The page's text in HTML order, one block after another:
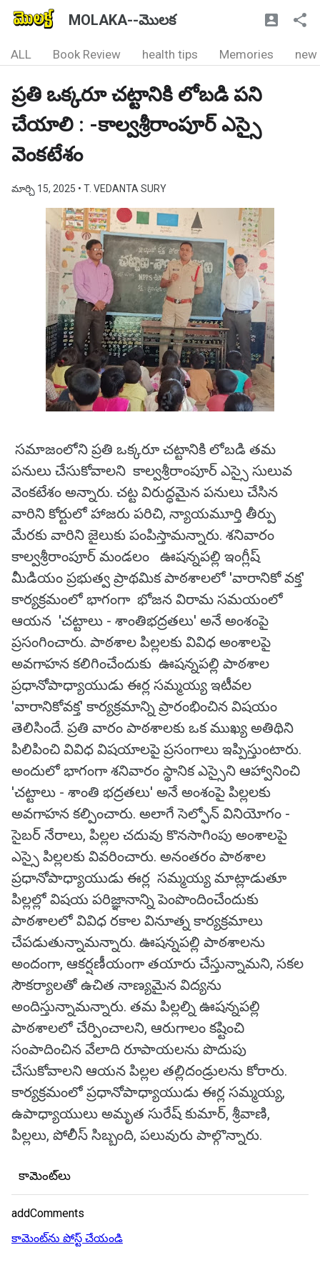
MOLAKA--మొలక
ALL Book Review health tips Memories new
ప్రతి ఒక్కరూ చట్టానికి లోబడి పని
చేయాలి : -కాల్వశ్రీరాంపూర్ ఎస్సై
వెంకటేశం
మార్చి 15, 2025 • T. VEDANTA SURY
సమాజంలోని ప్రతి ఒక్కరూ చట్టానికి లోబడి తమ
పనులు చేసుకోవాలని కాల్వశ్రీరాంపూర్ ఎస్సై సులువ
వెంకటేశం అన్నారు. చట్ట విరుద్ధమైన పనులు చేసిన
వారిని కోర్టులో హాజరు పరిచి, న్యాయమూర్తి తీర్పు
మేరకు వారిని జైలుకు పంపిస్తామన్నారు. శనివారం
కాల్వశ్రీరాంపూర్ మండలం ఊషన్నపల్లి ఇంగ్లీష్
మీడియం ప్రభుత్వ ప్రాథమిక పాఠశాలలో 'వారానికో వక్త'
కార్యక్రమంలో భాగంగా భోజన విరామ సమయంలో
ఆయన 'చట్టాలు - శాంతిభద్రతలు' అనే అంశంపై
ప్రసంగించారు. పాఠశాల పిల్లలకు వివిధ అంశాలపై
అవగాహన కలిగించేందుకు ఊషన్నపల్లి పాఠశాల
ప్రధానోపాధ్యాయుడు ఈర్ల సమ్మయ్య ఇటీవల
'వారానికోవక్త' కార్యక్రమాన్ని ప్రారంభించిన విషయం
తెలిసిందే. ప్రతి వారం పాఠశాలకు ఒక ముఖ్య అతిథిని
పిలిపించి వివిధ విషయాలపై ప్రసంగాలు ఇప్పిస్తుంటారు.
అందులో భాగంగా శనివారం స్థానిక ఎస్సైని ఆహ్వానించి
'చట్టాలు - శాంతి భద్రతలు' అనే అంశంపై పిల్లలకు
అవగాహన కల్పించారు. అలాగే సెల్ఫోన్ వినియోగం -
సైబర్ నేరాలు, పిల్లల చదువు కొనసాగింపు అంశాలపై
ఎస్సై పిల్లలకు వివరించారు. అనంతరం పాఠశాల
ప్రధానోపాధ్యాయుడు ఈర్ల సమ్మయ్య మాట్లాడుతూ
పిల్లల్లో విషయ పరిజ్ఞానాన్ని పెంపొందించేందుకు
పాఠశాలలో వివిధ రకాల వినూత్న కార్యక్రమాలు
చేపడుతున్నామన్నారు. ఊషన్నపల్లి పాఠశాలను
అందంగా, ఆకర్షణీయంగా తయారు చేస్తున్నామని, సకల
సౌకర్యాలతో ఉచిత నాణ్యమైన విద్యను
అందిస్తున్నామన్నారు. తమ పిల్లల్ని ఊషన్నపల్లి
పాఠశాలలో చేర్పించాలని, ఆరుగాలం కష్టించి
సంపాదించిన వేలాది రూపాయలను పొదుపు
చేసుకోవాలని ఆయన పిల్లల తల్లిదండ్రులను కోరారు.
కార్యక్రమంలో ప్రధానోపాధ్యాయుడు ఈర్ల సమ్మయ్య,
ఉపాధ్యాయులు అమృత సురేష్ కుమార్, శ్రీవాణి,
పిల్లలు, పోలీస్ సిబ్బంది, పలువురు పాల్గొన్నారు.
కామెంట్‌లు
addComments
కామెంట్‌ను పోస్ట్ చేయండి